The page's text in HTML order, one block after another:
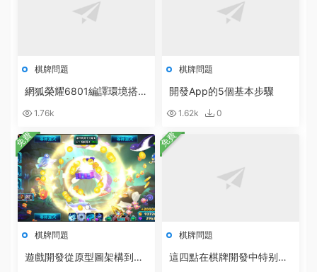
棋牌問題
網狐榮耀6801編譯環境搭建
1.76k
棋牌問題
開發App的5個基本步驟
1.62k 0
棋牌問題
遊戲開發從原型圖架構到設
免費
棋牌問題
這四點在棋牌開發中特别重
免費